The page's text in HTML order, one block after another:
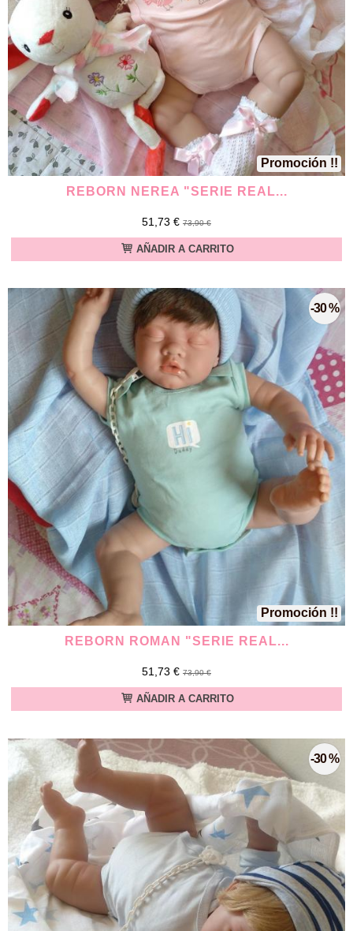
Promoción !!
REBORN NEREA "SERIE REAL...
51,73 € 73,90 €
AÑADIR A CARRITO
Promoción !!
-30 %
REBORN ROMAN "SERIE REAL...
51,73 € 73,90 €
AÑADIR A CARRITO
-30 %